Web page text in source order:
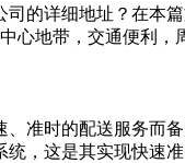
的详细地址？在本
心地带，交通便利，
准时的配送服务而
，这是其实现快速